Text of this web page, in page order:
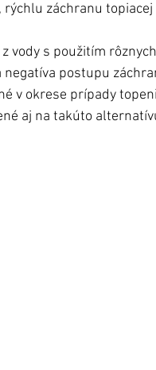
záchranu topiacej
vody s použitím
postupu
v okrese prípady
aj na takúto